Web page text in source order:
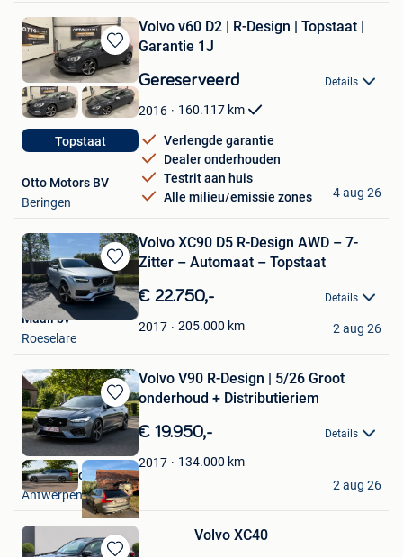
Bewaren
in
Mijn
Favorieten
Topstaat
Volvo v60 D2 | R-Design | Topstaat |
Garantie 1J
Gereserveerd Details
2016 160.117 km
Verlengde garantie
Dealer onderhouden
Testrit aan huis
Alle milieu/emissie zones
Otto Motors BV
Beringen
4 aug 26
Bewaren
in
Mijn
Favorieten
Volvo XC90 D5 R-Design AWD – 7-
Zitter – Automaat – Topstaat
€ 22.750,- Details
2017 205.000 km
Maali bv
Roeselare
2 aug 26
Bewaren
in
Mijn
Favorieten
Volvo V90 R-Design | 5/26 Groot
onderhoud + Distributieriem
€ 19.950,- Details
2017 134.000 km
Michael Volckerick
Antwerpen
2 aug 26
Volvo XC40